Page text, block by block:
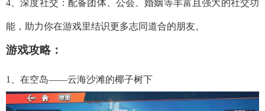
4、深度社交：配备团体、公会、婚姻等丰富且强大的社交功
能，助力你在游戏里结识更多志同道合的朋友。
游戏攻略：
1、在空岛——云海沙滩的椰子树下